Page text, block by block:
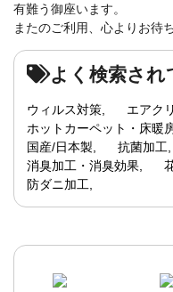
有難う御座います。
またのご利用、心よりお待
よく検索され
ウィルス対策
エアク
ホットカーペット・床暖
国産/日本製
抗菌加工
消臭加工・消臭効果
防ダニ加工